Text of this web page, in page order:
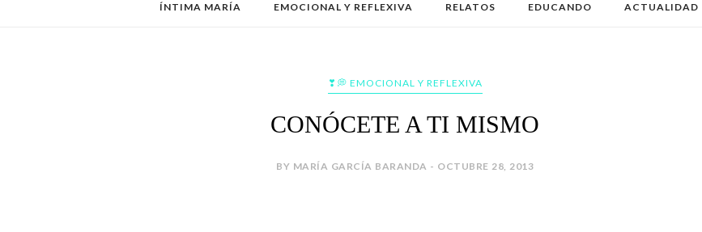
ÍNTIMA MARÍA EMOCIONAL Y REFLEXIVA RELATOS EDUCANDO ACTUALIDAD
❣💭 EMOCIONAL Y REFLEXIVA
CONÓCETE A TI MISMO
BY MARÍA GARCÍA BARANDA - OCTUBRE 28, 2013